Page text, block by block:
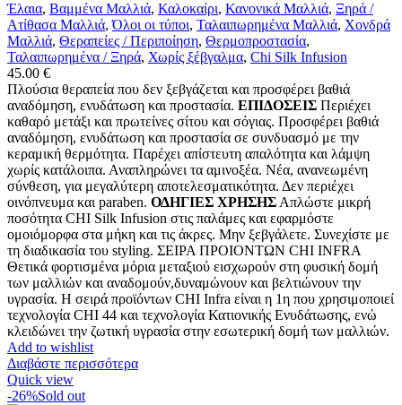
Έλαια, Βαμμένα Μαλλιά, Καλοκαίρι, Κανονικά Μαλλιά, Ξηρά /
Ατίθασα Μαλλιά,Όλοι οι τύποι, Ταλαιπωρημένα Μαλλιά, Χονδρά
Μαλλιά, Θεραπείες / Περιποίηση, Θερμοπροστασία,
Ταλαιπωρημένα / Ξηρά, Χωρίς ξέβγαλμα, Chi Silk Infusion
45.00 €
Πλούσια θεραπεία που δεν ξεβγάζεται και προσφέρει βαθιά
αναδόμηση, ενυδάτωση και προστασία. ΕΠΙΔΟΣΕΙΣ Περιέχει
καθαρό μετάξι και πρωτείνες σίτου και σόγιας. Προσφέρει βαθιά
αναδόμηση, ενυδάτωση και προστασία σε συνδυασμό με την
κεραμική θερμότητα. Παρέχει απίστευτη απαλότητα και λάμψη
χωρίς κατάλοιπα. Αναπληρώνει τα αμινοξέα. Νέα, ανανεωμένη
σύνθεση, για μεγαλύτερη αποτελεσματικότητα. Δεν περιέχει
οινόπνευμα και paraben. ΟΔΗΓΙΕΣ ΧΡΗΣΗΣ Απλώστε μικρή
ποσότητα CHI Silk Infusion στις παλάμες και εφαρμόστε
ομοιόμορφα στα μήκη και τις άκρες. Μην ξεβγάλετε. Συνεχίστε με
τη διαδικασία του styling. ΣΕΙΡΑ ΠΡΟΙΟΝΤΩΝ CHI INFRA
Θετικά φορτισμένα μόρια μεταξιού εισχωρούν στη φυσική δομή
των μαλλιών και αναδομούν,δυναμώνουν και βελτιώνουν την
υγρασία. Η σειρά προϊόντων CHI Infra είναι η 1η που χρησιμοποιεί
τεχνολογία CHI 44 και τεχνολογία Κατιονικής Ενυδάτωσης, ενώ
κλειδώνει την ζωτική υγρασία στην εσωτερική δομή των μαλλιών.
Add to wishlist
Διαβάστε περισσότερα
Quick view
-26%Sold out